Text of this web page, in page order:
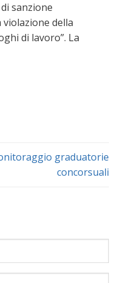
sanzione
della
di lavoro”. La
graduatorie
concorsuali